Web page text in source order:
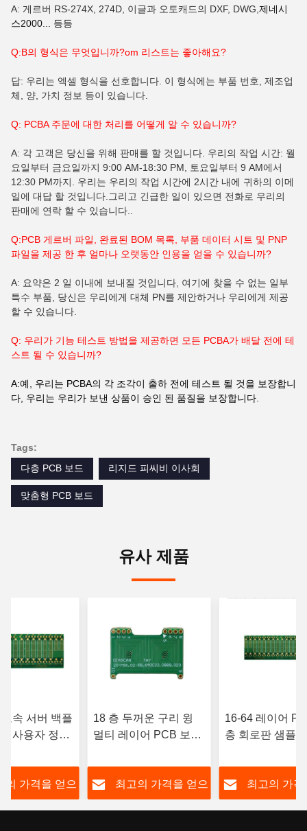
A: 게르버 RS-274X, 274D, 이글과 오토캐드의 DXF, DWG, 제네시
스2000... 등등
Q:B의 형식은 무엇입니까?om 리스트는 좋아해요?
답: 우리는 엑셀 형식을 선호합니다. 이 형식에는 부품 번호, 제조업
체, 양, 가치 정보 등이 있습니다.
Q: PCBA 주문에 대한 처리를 어떻게 알 수 있습니까?
A: 각 고객은 당신을 위해 판매를 할 것입니다. 우리의 작업 시간: 월
요일부터 금요일까지 9:00 AM-18:30 PM, 토요일부터 9 AM에서
12:30 PM까지. 우리는 우리의 작업 시간에 2시간 내에 귀하의 이메
일에 대답 할 것입니다.그리고 긴급한 일이 있으면 전화로 우리의
판매에 연락 할 수 있습니다..
Q:PCB 게르버 파일, 완료된 BOM 목록, 부품 데이터 시트 및 PNP
파일을 제공 한 후 얼마나 오랫동안 인용을 얻을 수 있습니까?
A: 요약은 2 일 이내에 보내질 것입니다, 여기에 찾을 수 없는 일부
특수 부품, 당신은 우리에게 대체 PN를 제안하거나 우리에게 제공
할 수 있습니다.
Q: 우리가 기능 테스트 방법을 제공하면 모든 PCBA가 배달 전에 테
스트 될 수 있습니까?
A:예, 우리는 PCBA의 각 조각이 출하 전에 테스트 될 것을 보장합니
다, 우리는 우리가 보낸 상품이 승인 된 품질을 보장합니다.
Tags:
다층 PCB 보드
리지드 피씨비 이사회
맞춤형 PCB 보드
유사 제품
속 서버 백플
사용자 정의
의 가격을 얻으
18 층 두꺼운 구리 윙
멀티 레이어 PCB 보드
최고의 가격을 얻으
16-64 레이어
층 회로판 샘플
최고의 가격